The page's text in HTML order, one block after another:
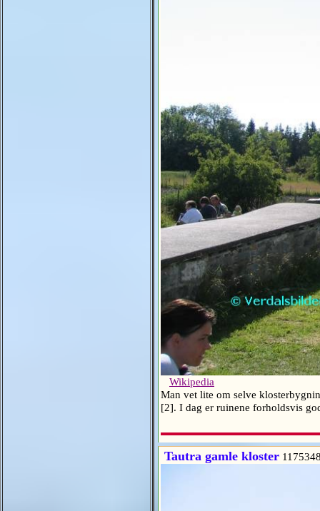
Wikipedia
Man vet lite om selve
[2]. I dag er ruinene forholdsvis
Tautra gamle kloster